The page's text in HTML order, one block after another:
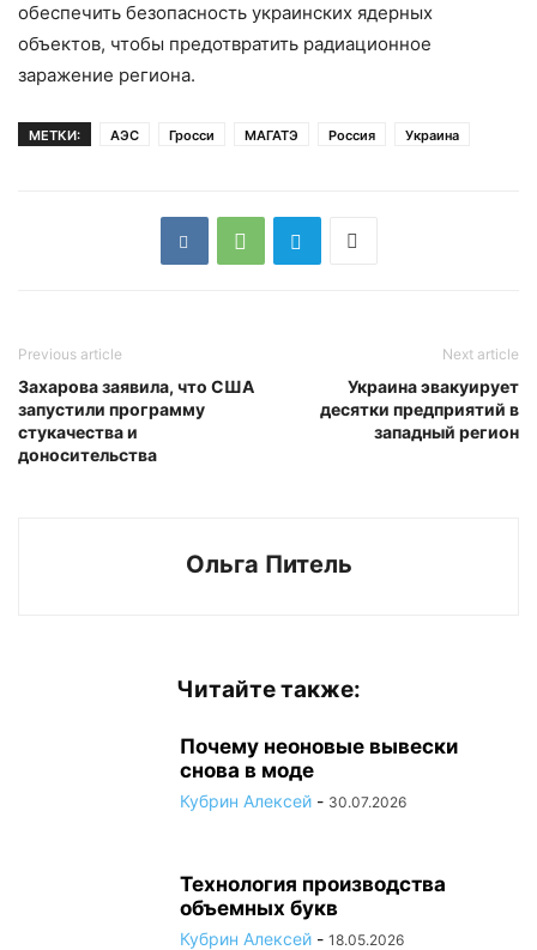
обеспечить безопасность украинских ядерных
объектов, чтобы предотвратить радиационное
заражение региона.
МЕТКИ: АЭС Гросси МАГАТЭ Россия Украина
Previous article
Захарова заявила, что США
запустили программу
стукачества и
доносительства
Next article
Украина эвакуирует
десятки предприятий в
западный регион
Ольга Питель
Читайте также:
Почему неоновые вывески
снова в моде
Кубрин Алексей - 30.07.2026
Технология производства
объемных букв
Кубрин Алексей - 18.05.2026